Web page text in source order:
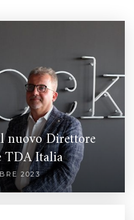
nuovo Direttore
TDA Italia
2023